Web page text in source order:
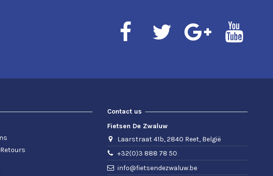
Contact us
Fietsen De Zwaluw
Laarstraat 41b, 2840 Reet, België
+32(0)3 888 78 50
info@fietsendezwaluw.be